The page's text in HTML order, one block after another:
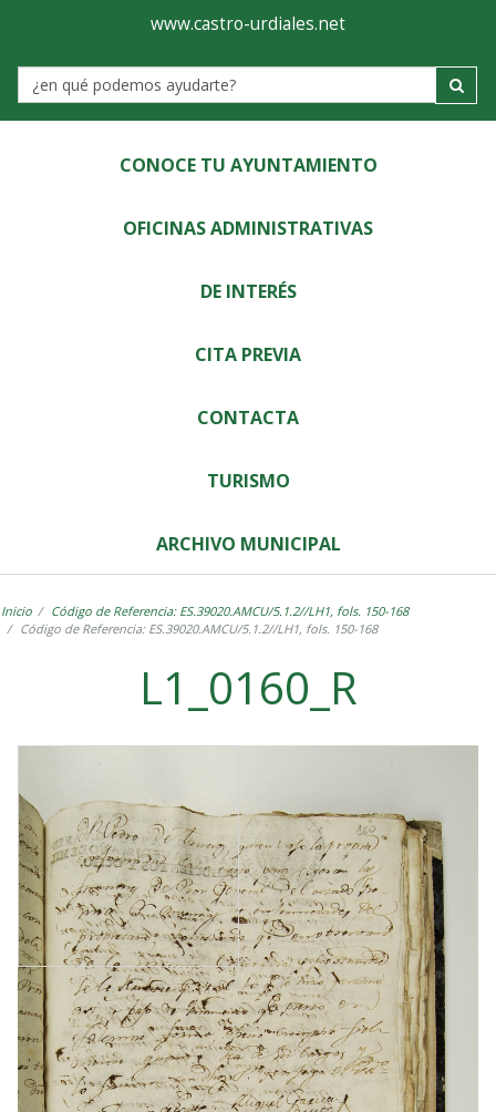
Ayuntamiento
de
Castro-
Urdiales
www.castro-urdiales.net
Label
CONOCE TU AYUNTAMIENTO
OFICINAS ADMINISTRATIVAS
DE INTERÉS
CITA PREVIA
CONTACTA
TURISMO
ARCHIVO MUNICIPAL
Inicio
Código de Referencia: ES.39020.AMCU/5.1.2//LH1, fols. 150-168
Código de Referencia: ES.39020.AMCU/5.1.2//LH1, fols. 150-168
L1_0160_R